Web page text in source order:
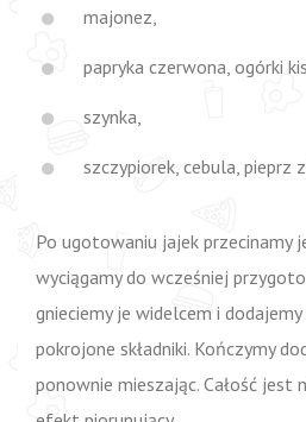
majonez,
papryka czerwona, ogórki
szynka,
szczypiorek, cebula, pieprz
Po ugotowaniu jajek przecinamy
wyciągamy do wcześniej
gnieciemy je widelcem i
pokrojone składniki. Kończymy
ponownie mieszając. Całość jest